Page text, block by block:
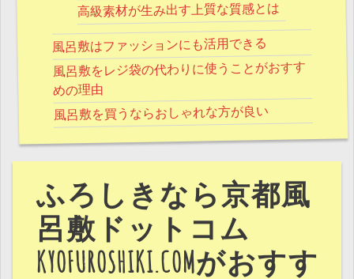
高級素材が生み出す上質な質感とは
風呂敷はファッションにも活用できる
風呂敷をレジ袋の代わりに使うことがおすす
めの理由
風呂敷を買うならおしゃれな方が良い
ふろしきなら京都風
呂敷ドットコム
KYOFUROSHIKI.COMがおすす